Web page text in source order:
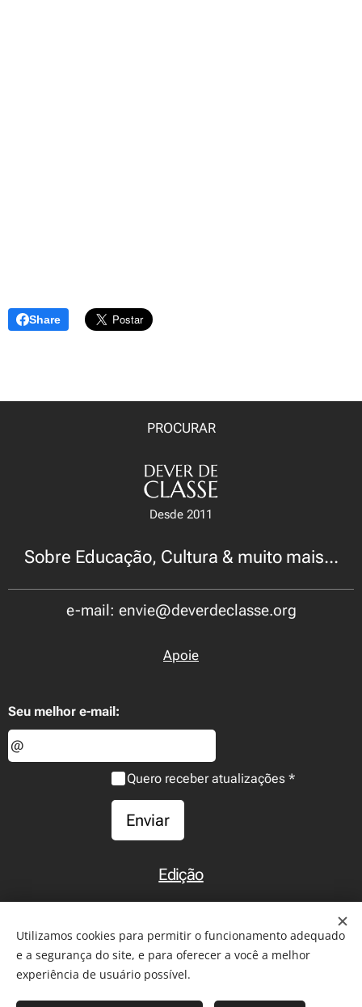
Share
PROCURAR
Desde 2011
Sobre Educação, Cultura & muito mais...
e-mail: envie@deverdeclasse.org
Apoie
Seu melhor e-mail:
Quero receber atualizações
Enviar
Edição
Utilizamos cookies para permitir o funcionamento adequado
e a segurança do site, e para oferecer a você a melhor
experiência de usuário possível.